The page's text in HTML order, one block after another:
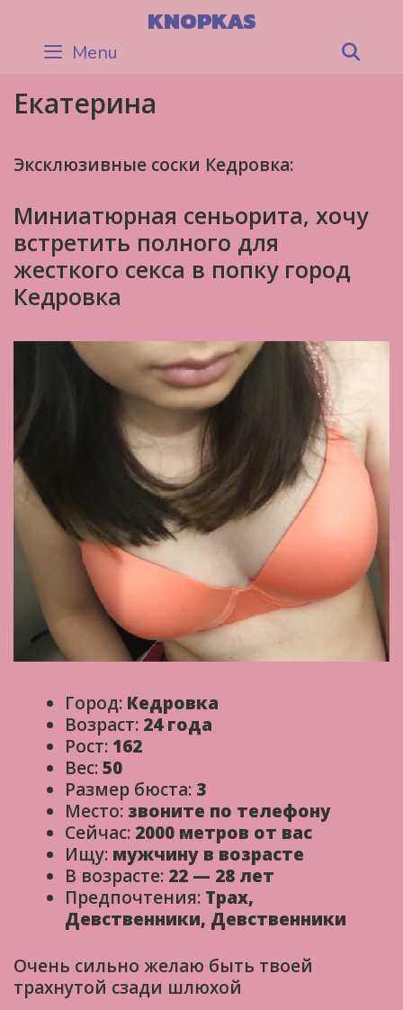
content
KNOPKAS
Menu
Екатерина
Эксклюзивные соски Кедровка:
Миниатюрная сеньорита, хочу
встретить полного для
жесткого секса в попку город
Кедровка
Город: Кедровка
Возраст: 24 года
Рост: 162
Вес:50
Размер бюста: 3
Место: звоните по телефону
Сейчас: 2000 метров от вас
Ищу: мужчину в возрасте
В возрасте: 22 — 28 лет
Предпочтения: Трах,
Девственники, Девственники
Очень сильно желаю быть твоей
трахнутой сзади шлюхой